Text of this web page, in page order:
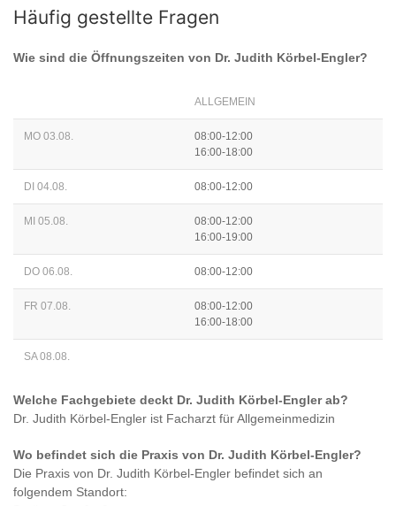
Häufig gestellte Fragen
Wie sind die Öffnungszeiten von Dr. Judith Körbel-Engler?
ALLGEMEIN
MO 03.08.
08:00-12:00
16:00-18:00
DI 04.08. 08:00-12:00
MI 05.08.
08:00-12:00
16:00-19:00
DO 06.08. 08:00-12:00
FR 07.08.
08:00-12:00
16:00-18:00
SA 08.08.
Welche Fachgebiete deckt Dr. Judith Körbel-Englerab?
Dr. Judith Körbel-Engler ist Facharzt für Allgemeinmedizin
Wo befindet sich die Praxis von Dr. Judith Körbel-Engler?
Die Praxis von Dr. Judith Körbel-Engler befindet sich an
folgendem Standort: